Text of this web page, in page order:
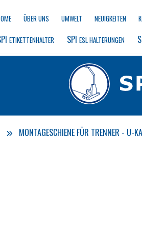
ÜBER UNS UMWELT NEUIGKEITEN
ETIKETTENHALTER SPI ESL HALTERUNGEN
MONTAGESCHIENE FÜR TRENNER - U-